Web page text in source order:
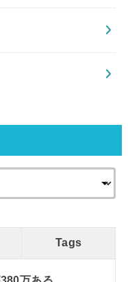
Tags